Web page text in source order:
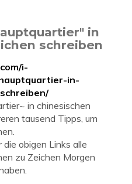
in
schreiben
i-
in-
in chinesischen
tausend Tipps, um
obigen Links alle
zu Zeichen Morgen